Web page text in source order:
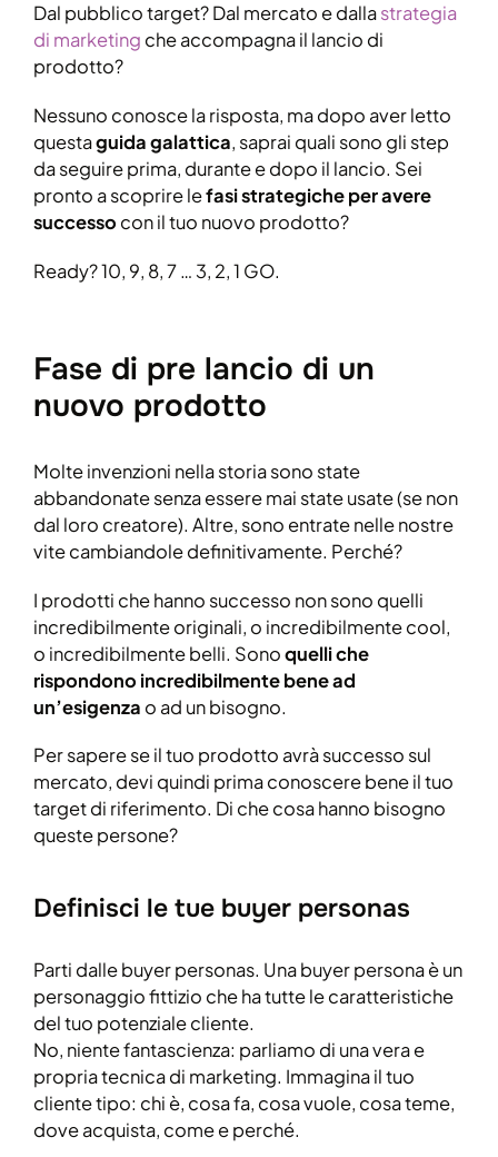
Dal pubblico target? Dal mercato e dallastrategia
di marketing che accompagna il lancio di
prodotto?
Nessuno conosce la risposta, ma dopo aver letto
questaguida galattica, saprai quali sono gli step
da seguire prima, durante e dopo il lancio. Sei
pronto a scoprire lefasi strategiche per avere
successo con il tuo nuovo prodotto?
Ready? 10, 9, 8, 7 … 3, 2, 1 GO.
Fase di pre lancio di un
nuovo prodotto
Molte invenzioni nella storia sono state
abbandonate senza essere mai state usate (se non
dal loro creatore). Altre, sono entrate nelle nostre
vite cambiandole definitivamente. Perché?
I prodotti che hanno successo non sono quelli
incredibilmente originali, o incredibilmente cool,
o incredibilmente belli. Sonoquelli che
rispondono incredibilmente bene ad
un’esigenza o ad un bisogno.
Per sapere se il tuo prodotto avrà successo sul
mercato, devi quindi prima conoscere bene il tuo
target di riferimento. Di che cosa hanno bisogno
queste persone?
Definisci le tue buyer personas
Parti dalle buyer personas. Una buyer persona è un
personaggio fittizio che ha tutte le caratteristiche
del tuo potenziale cliente.
No, niente fantascienza: parliamo di una vera e
propria tecnica di marketing. Immagina il tuo
cliente tipo: chi è, cosa fa, cosa vuole, cosa teme,
dove acquista, come e perché.